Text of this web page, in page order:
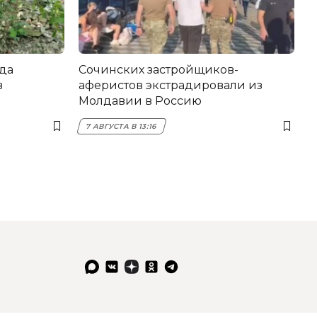
Сочинских застройщиков-
аферистов экстрадировали из
Молдавии в Россию
7 АВГУСТА В 13:16